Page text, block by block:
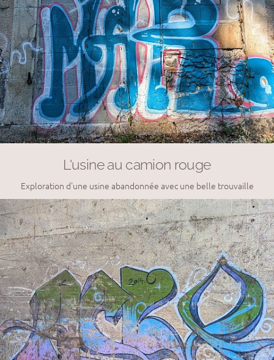
L'usine au camion rouge
Exploration d'une usine abandonnée avec une belle trouvaille